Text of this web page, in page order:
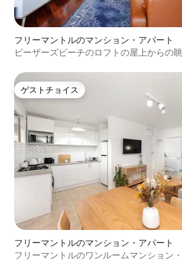
フリーマントルのマンション・アパート
ビーザーズビーチのロフトの屋上からの
ゲストチョイス
ゲストチョイス
フリーマントルのマンション・アパート
フリーマントルのワンルームマンション